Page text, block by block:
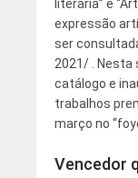
literária” e
expressão
ser
2021/ . Nesta
catálogo e
trabalhos
março no
Vencedor